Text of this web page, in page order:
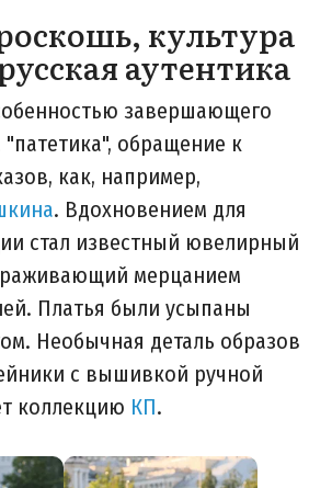
культура
аутентика
завершающего
обращение к
как, например,
. Вдохновением для
стал известный ювелирный
мерцанием
Платья были усыпаны
Необычная деталь образов
с вышивкой ручной
коллекцию КП.